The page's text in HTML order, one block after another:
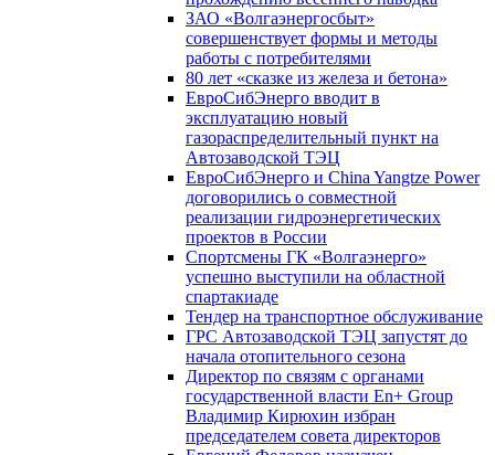
ЗАО «Волгаэнергосбыт»
совершенствует формы и методы
работы с потребителями
80 лет «сказке из железа и бетона»
ЕвроСибЭнерго вводит в
эксплуатацию новый
газораспределительный пункт на
Автозаводской ТЭЦ
ЕвроСибЭнерго и China Yangtze Power
договорились о совместной
реализации гидроэнергетических
проектов в России
Спортсмены ГК «Волгаэнерго»
успешно выступили на областной
спартакиаде
Тендер на транспортное обслуживание
ГРС Автозаводской ТЭЦ запустят до
начала отопительного сезона
Директор по связям с органами
государственной власти En+ Group
Владимир Кирюхин избран
председателем совета директоров